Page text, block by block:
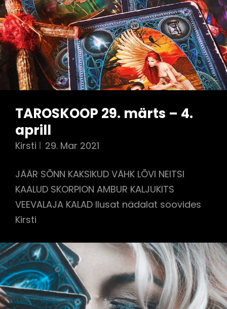
TAROSKOOP 29. märts – 4.
aprill
Kirsti 29. Mar 2021
JÄÄR SÕNN KAKSIKUD VÄHK LÕVI NEITSI
KAALUD SKORPION AMBUR KALJUKITS
VEEVALAJA KALAD Ilusat nädalat soovides
Kirsti